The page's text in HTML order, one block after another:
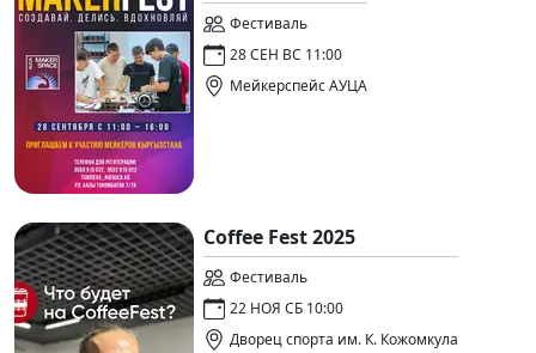
Фестиваль
28 СЕН ВС 11:00
Мейкерспейс АУЦА
Coffee Fest 2025
Фестиваль
22 НОЯ СБ 10:00
Дворец спорта им. К. Кожомкула